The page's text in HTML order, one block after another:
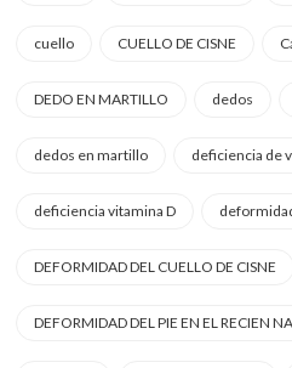
cuello CUELLO DE CISNE
DEDO EN MARTILLO dedos
dedos en martillo deficiencia de
deficiencia vitamina D
DEFORMIDAD DEL CUELLO DE CISNE
DEFORMIDAD DEL PIE EN EL RECIEN